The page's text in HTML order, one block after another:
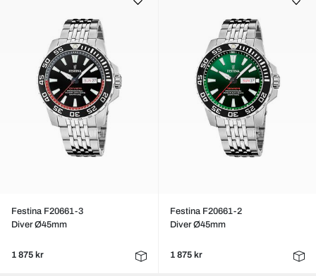
Festina F20661-3
Diver Ø45mm
1 875 kr
Festina F20661-2
Diver Ø45mm
1 875 kr